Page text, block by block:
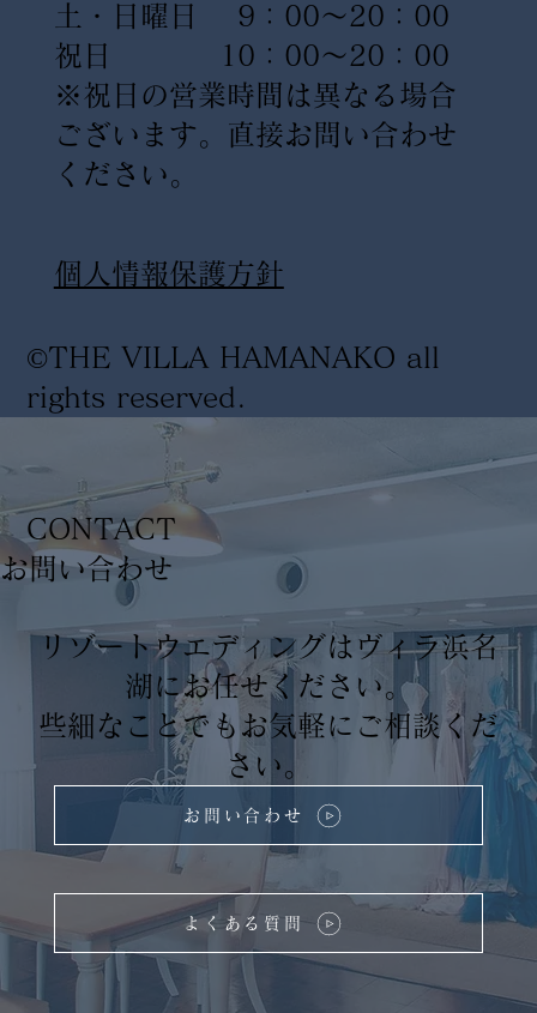
©THE VILLA HAMANAKO all
rights reserved .
​個人情報保護方針
土・日曜日 9：00〜20：00
祝日 10：00〜20：00
※祝日の営業時間は異なる場合
ございます。直接お問い合わせ
ください。
リゾートウエディングはヴィラ浜名
湖にお任せください。
些細なことでもお気軽にご相談くだ
さい。
よくある質問
CONTACT
お問い合わせ
​お問い合わせ